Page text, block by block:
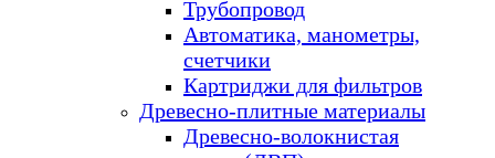
Трубопровод
Автоматика, манометры,
счетчики
Картриджи для фильтров
Древесно-плитные материалы
Древесно-волокнистая